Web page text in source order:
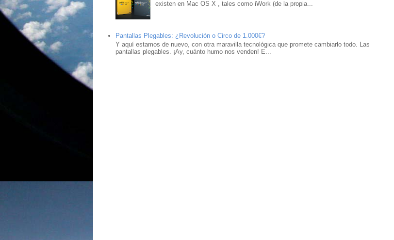
existen en Mac OS X , tales como iWork (de la propia...
Pantallas Plegables: ¿Revolución o Circo de 1.000€?
Y aquí estamos de nuevo, con otra maravilla tecnológica que promete cambiarlo todo. Las
pantallas plegables. ¡Ay, cuánto humo nos venden! E...